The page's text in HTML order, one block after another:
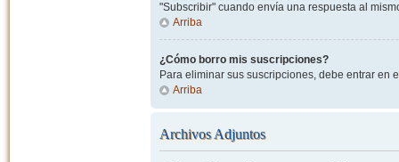
"Subscribir" cuando envía una respuesta al
Arriba
¿Cómo borro mis suscripciones?
Para eliminar sus suscripciones, debe entrar en
Arriba
Archivos Adjuntos